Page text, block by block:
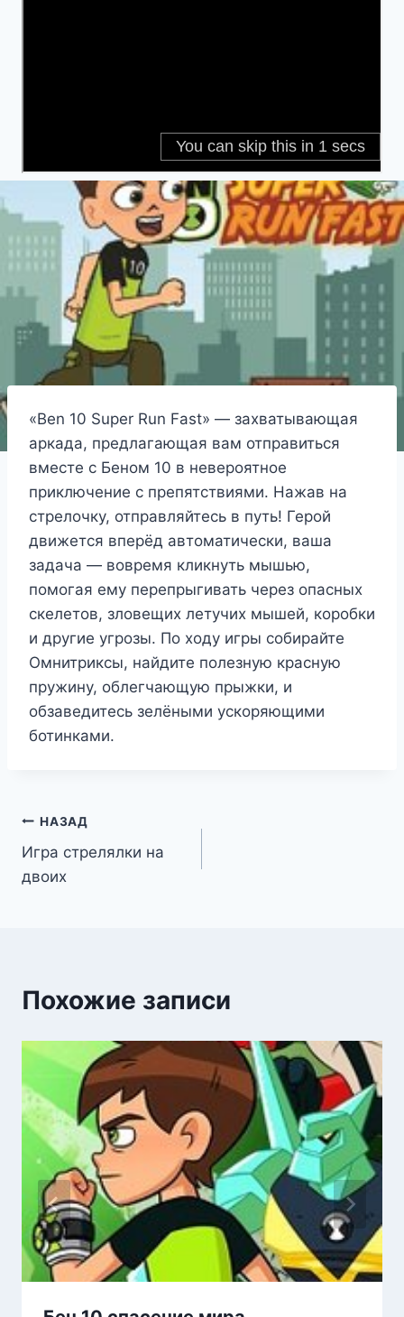
«Ben 10 Super Run Fast» — захватывающая
аркада, предлагающая вам отправиться
вместе с Беном 10 в невероятное
приключение с препятствиями. Нажав на
стрелочку, отправляйтесь в путь! Герой
движется вперёд автоматически, ваша
задача — вовремя кликнуть мышью,
помогая ему перепрыгивать через опасных
скелетов, зловещих летучих мышей, коробки
и другие угрозы. По ходу игры собирайте
Омнитриксы, найдите полезную красную
пружину, облегчающую прыжки, и
обзаведитесь зелёными ускоряющими
ботинками.
Навигация
по
НАЗАД
Игра стрелялки на
двоих
Похожие записи